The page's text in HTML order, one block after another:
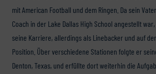
mit American Football und dem Ringen. Da sein
Coach in der Lake Dallas High School angestellt
seine Karriere, allerdings als Linebacker und auf
Position. Über verschiedene Stationen folgte er
Denton, Texas, und erfüllte dort weiterhin die